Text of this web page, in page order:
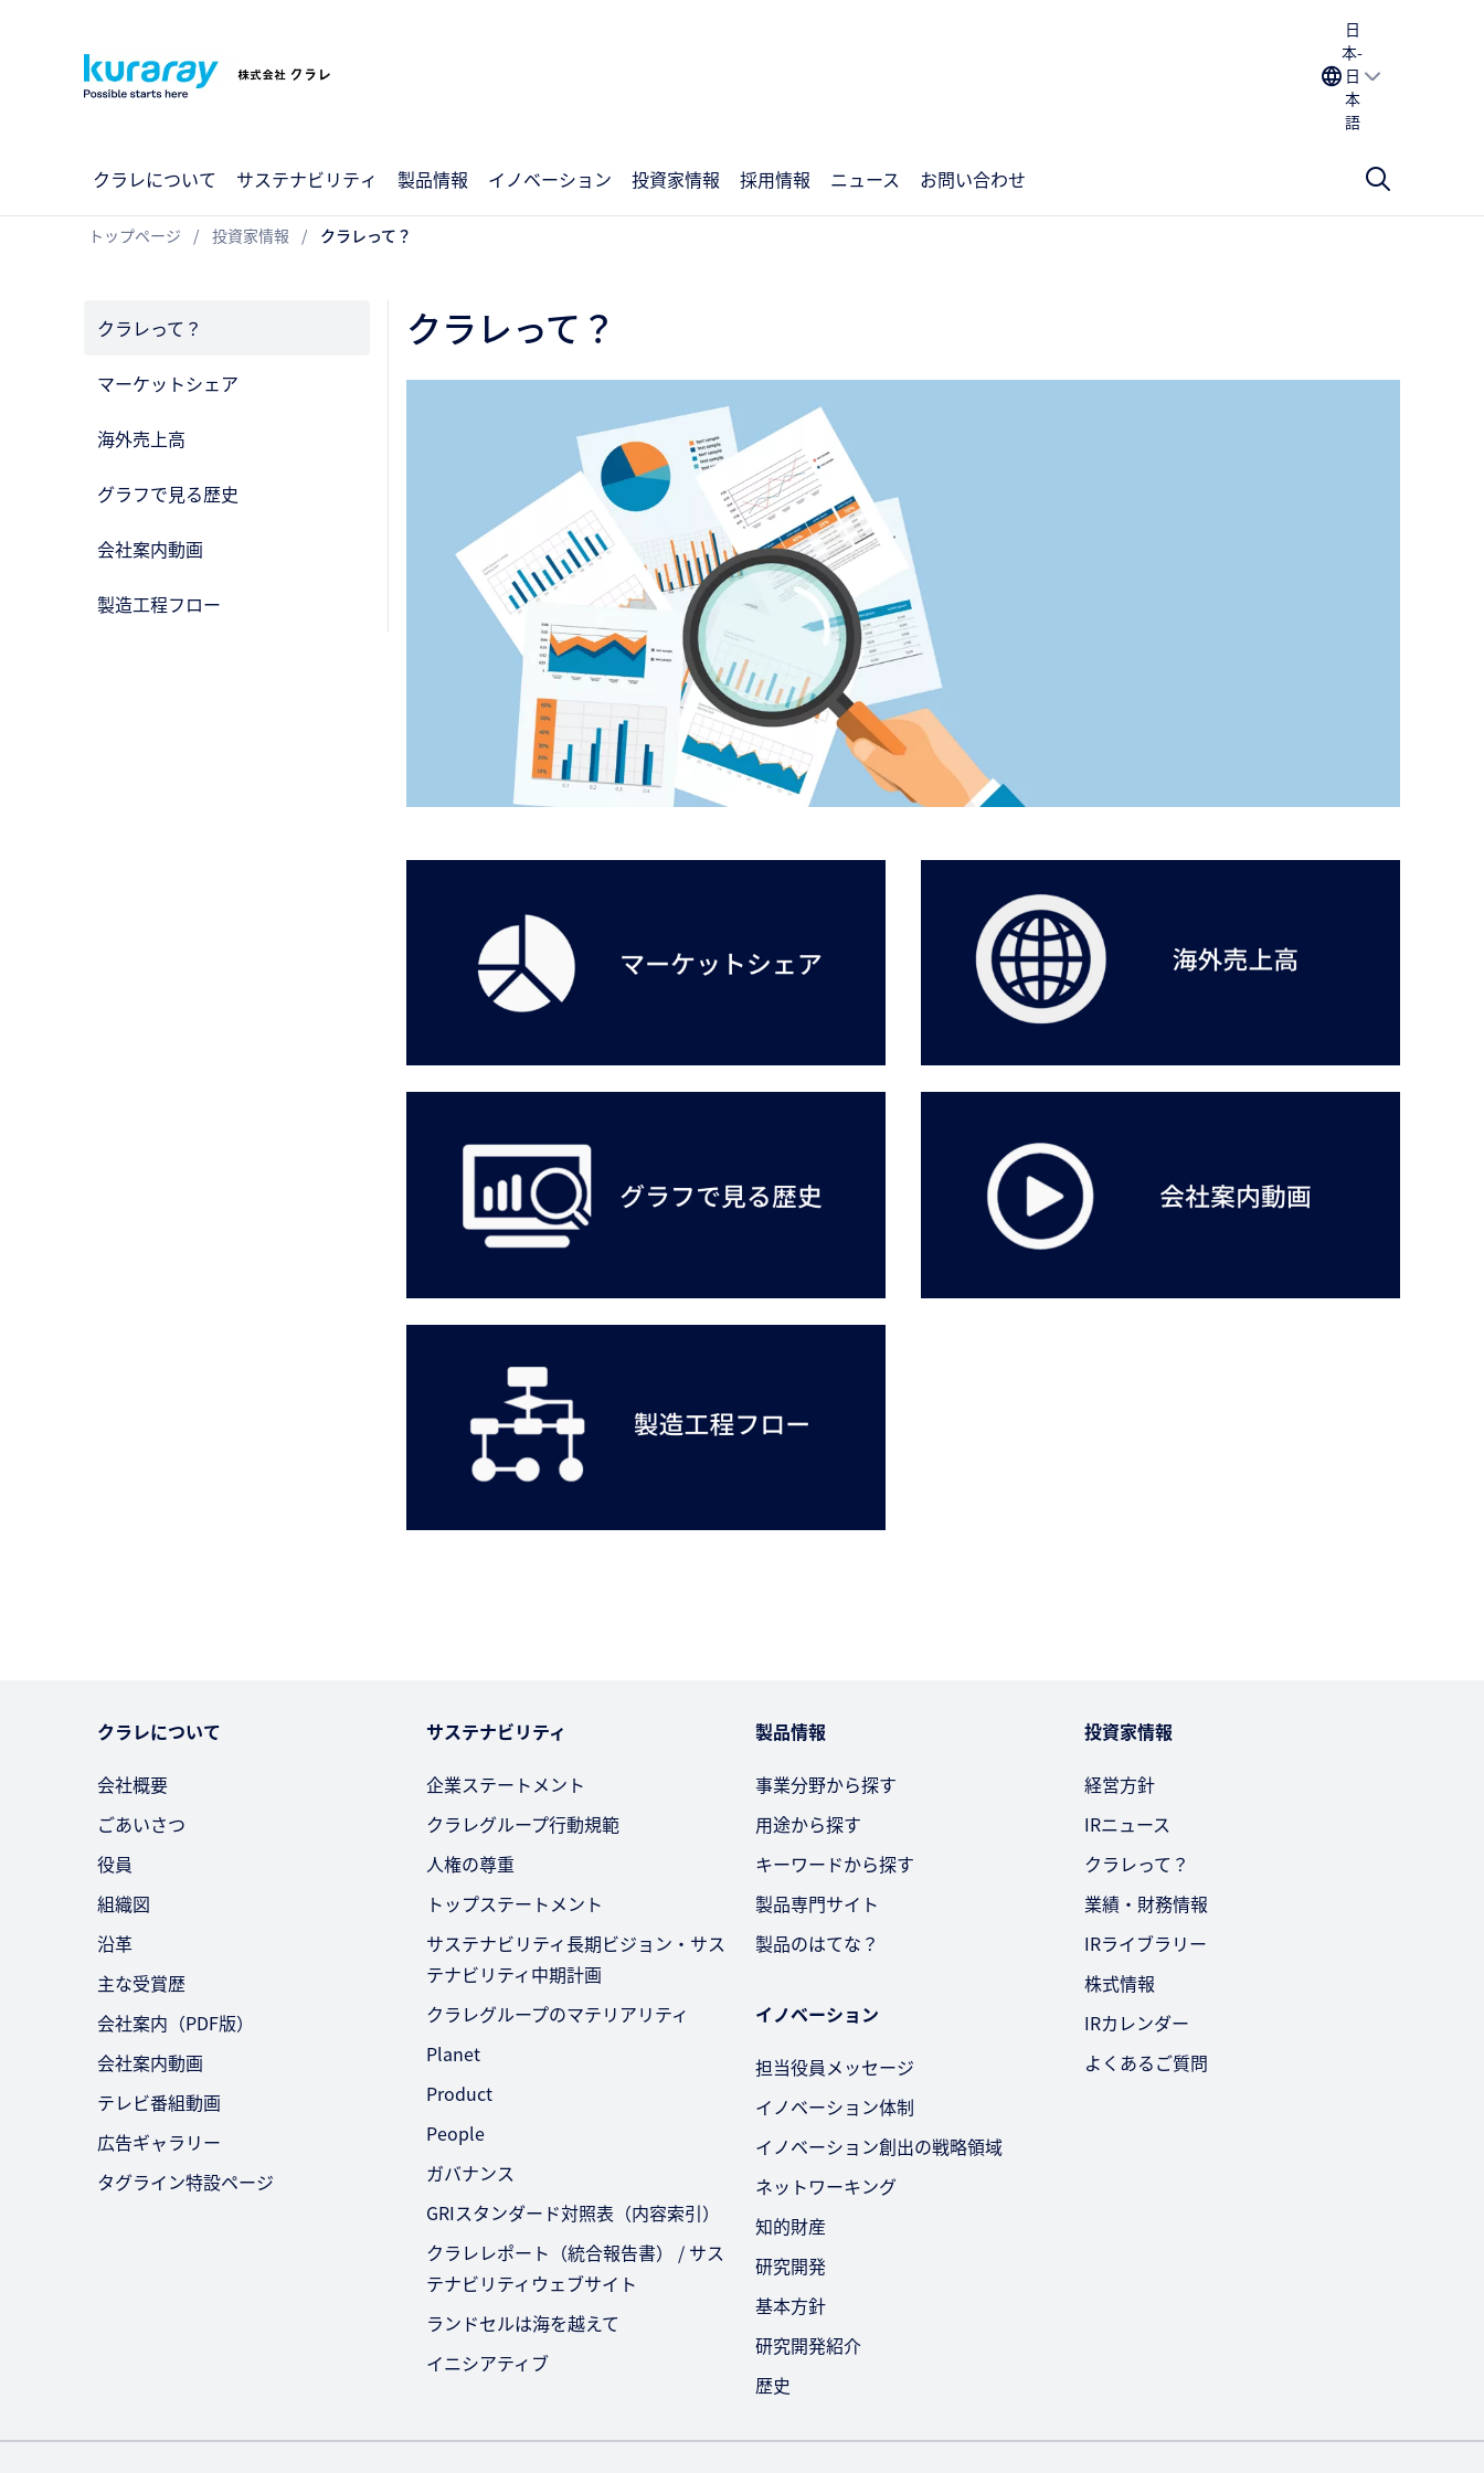
日
本-
日
本
語
クラレについて サステナビリティ 製品情報 イノベーション 投資家情報 採用情報 ニュース お問い合わせ
トップページ 投資家情報 クラレって？
クラレって？
マーケットシェア
海外売上高
グラフで見る歴史
会社案内動画
製造工程フロー
クラレって？
クラレについて
会社概要
ごあいさつ
役員
組織図
沿革
主な受賞歴
会社案内（PDF版）
会社案内動画
テレビ番組動画
広告ギャラリー
タグライン特設ページ
サステナビリティ
企業ステートメント
クラレグループ行動規範
人権の尊重
トップステートメント
サステナビリティ長期ビジョン・サス
テナビリティ中期計画
クラレグループのマテリアリティ
Planet
Product
People
ガバナンス
GRIスタンダード対照表（内容索引）
クラレレポート（統合報告書） / サス
テナビリティウェブサイト
ランドセルは海を越えて
イニシアティブ
製品情報
事業分野から探す
用途から探す
キーワードから探す
製品専門サイト
製品のはてな？
イノベーション
担当役員メッセージ
イノベーション体制
イノベーション創出の戦略領域
ネットワーキング
知的財産
研究開発
基本方針
研究開発紹介
歴史
投資家情報
経営方針
IRニュース
クラレって？
業績・財務情報
IRライブラリー
株式情報
IRカレンダー
よくあるご質問